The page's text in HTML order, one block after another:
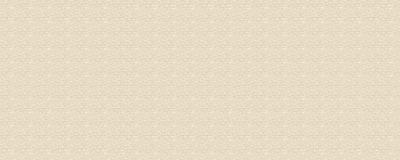
你好，
治疗方
身调理
专家咨
姓名：
病情描